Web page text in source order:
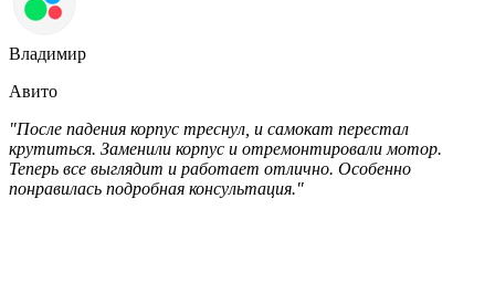
Владимир
Авито
"После падения корпус треснул, и самокат перестал
крутиться. Заменили корпус и отремонтировали мотор.
Теперь все выглядит и работает отлично. Особенно
понравилась подробная консультация."